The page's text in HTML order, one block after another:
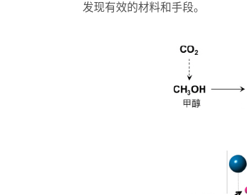
发现有效的材料和手段。